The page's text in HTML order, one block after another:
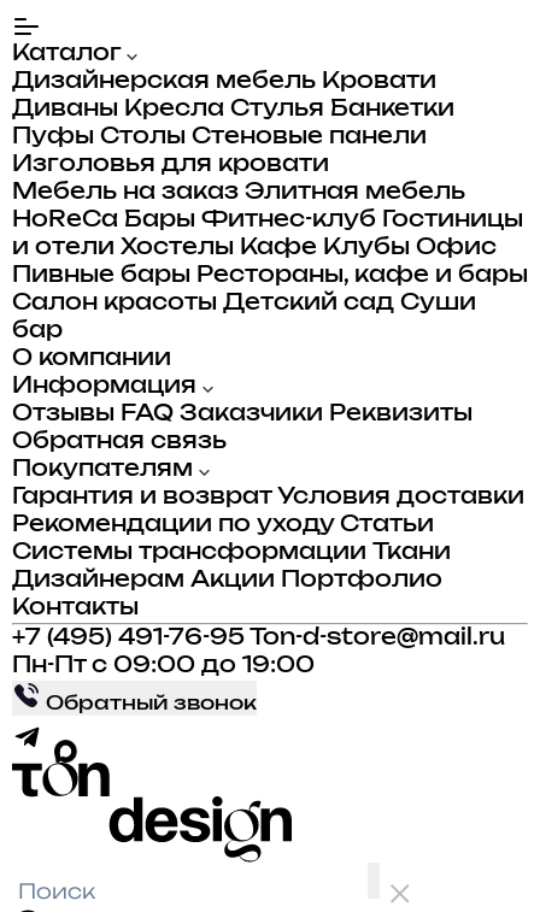
Каталог
Дизайнерская мебель Кровати
Диваны Кресла Стулья Банкетки
Пуфы Столы Стеновые панели
Изголовья для кровати
Мебель на заказ Элитная мебель
HoReCa Бары Фитнес-клуб
Гостиницы
и отели Хостелы Кафе Клубы Офис
Пивные бары Рестораны, кафе и бары
Салон красоты Детский сад Суши
бар
О компании
Информация
Отзывы FAQ Заказчики Реквизиты
Обратная связь
Покупателям
Гарантия и возврат Условия доставки
Рекомендации по уходу Статьи
Системы трансформации
Ткани
Дизайнерам Акции
Портфолио
Контакты
+7 (495) 491-76-95
Ton-d-store@mail.ru
Пн-Пт с 09:00 до 19:00
Обратный звонок